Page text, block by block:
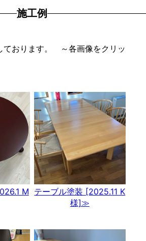
施工例
ております。 ～各画像をクリッ
M テーブル塗装 [2025.11 K
様]≫